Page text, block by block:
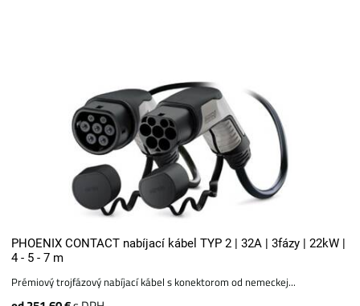
PHOENIX CONTACT nabíjací kábel TYP 2 | 32A | 3fázy | 22kW |
4 - 5 - 7 m
Prémiový trojfázový nabíjací kábel s konektorom od nemeckej...